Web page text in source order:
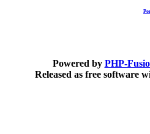
Powered by PHP-
Released as free software